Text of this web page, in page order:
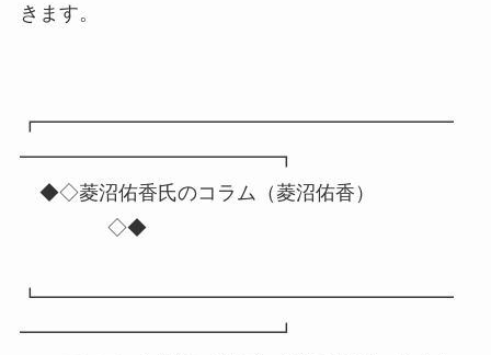
きます。
┏━━━━━━━━━━━━━━━━━━━━━
━━━━━━━━━━━━━┓
◆◇菱沼佑香氏のコラム（菱沼佑香）
◇◆
┗━━━━━━━━━━━━━━━━━━━━━
━━━━━━━━━━━━━┛